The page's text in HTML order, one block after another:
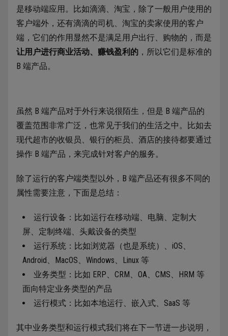
是移动端应用。比如滴滴、淘宝，除了一般用户使用的
客户端外，还有滴滴的司机、淘宝的卖家使用的客户
端，它们的作用显然不是满足用户出行、购物的，而是
让用户进行商业活动、赚钱盈利的 ，所以它们是标准的
B 端产品。
虽然 B 端产品对于外行来说很陌生，但是 B 端产品的
覆盖范围非常广泛，也常见于我们的生活之中。比如去
现代超市的收银员、银行的柜员、酒店的接待都要通过
操作 B 端产品，来完成针对客户的服务。
除了运行的客户端类型以外，B 端产品还有很多不同的
属性需要注意，下面是总结：
运行设备：比如运行在移动端、电脑、定制大
屏、定制终端、头戴设备的类型
运行系统：比如浏览器（也是系统）、iOS、
Android、MacOS、Windows、Linux 等
业务类型：比如 ERP、CRM、OA、CMS、HRM 等
面向特定业务类型的产品
运行模式：比如本地运行、嵌入式、SaaS 等
其中业务类型和运行模式我们将在下一节进一步说明，